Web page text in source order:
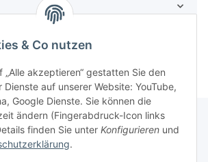
& Co nutzen
„Alle akzeptieren“ gestatten Sie den
auf unserer Website: YouTube,
Google Dienste. Sie können die
ändern (Fingerabdruck-Icon links
finden Sie unter Konfigurieren und
.